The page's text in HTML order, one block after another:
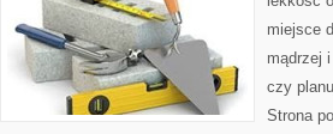
miejsce
mądrzej
czy
Strona